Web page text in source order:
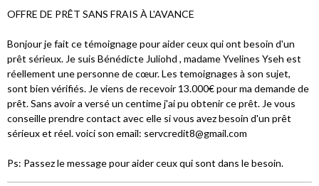
OFFRE DE PRÊT SANS FRAIS À L'AVANCE
Bonjour je fait ce témoignage pour aider ceux qui ont besoin d'un
prêt sérieux. Je suis Bénédicte Juliohd , madame Yvelines Yseh est
réellement une personne de cœur. Les temoignages à son sujet,
sont bien vérifiés. Je viens de recevoir 13.000€ pour ma demande de
prêt. Sans avoir a versé un centime j'ai pu obtenir ce prêt. Je vous
conseille prendre contact avec elle si vous avez besoin d'un prêt
sérieux et réel. voici son email: servcredit8@gmail.com
Ps: Passez le message pour aider ceux qui sont dans le besoin.